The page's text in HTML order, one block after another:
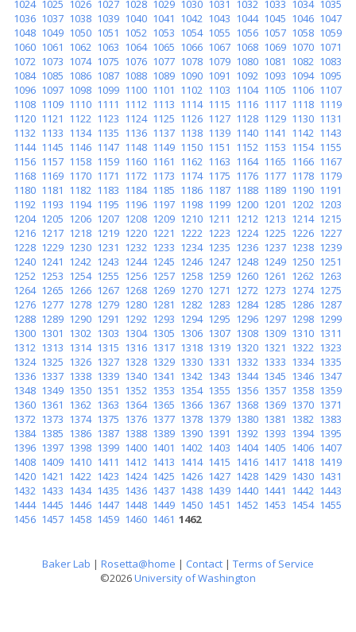
1024 1025 1026 1027 1028 1029 1030 1031 1032 1033 1034 1035
1036 1037 1038 1039 1040 1041 1042 1043 1044 1045 1046 1047
1048 1049 1050 1051 1052 1053 1054 1055 1056 1057 1058 1059
1060 1061 1062 1063 1064 1065 1066 1067 1068 1069 1070 1071
1072 1073 1074 1075 1076 1077 1078 1079 1080 1081 1082 1083
1084 1085 1086 1087 1088 1089 1090 1091 1092 1093 1094 1095
1096 1097 1098 1099 1100 1101 1102 1103 1104 1105 1106 1107
1108 1109 1110 1111 1112 1113 1114 1115 1116 1117 1118 1119
1120 1121 1122 1123 1124 1125 1126 1127 1128 1129 1130 1131
1132 1133 1134 1135 1136 1137 1138 1139 1140 1141 1142 1143
1144 1145 1146 1147 1148 1149 1150 1151 1152 1153 1154 1155
1156 1157 1158 1159 1160 1161 1162 1163 1164 1165 1166 1167
1168 1169 1170 1171 1172 1173 1174 1175 1176 1177 1178 1179
1180 1181 1182 1183 1184 1185 1186 1187 1188 1189 1190 1191
1192 1193 1194 1195 1196 1197 1198 1199 1200 1201 1202 1203
1204 1205 1206 1207 1208 1209 1210 1211 1212 1213 1214 1215
1216 1217 1218 1219 1220 1221 1222 1223 1224 1225 1226 1227
1228 1229 1230 1231 1232 1233 1234 1235 1236 1237 1238 1239
1240 1241 1242 1243 1244 1245 1246 1247 1248 1249 1250 1251
1252 1253 1254 1255 1256 1257 1258 1259 1260 1261 1262 1263
1264 1265 1266 1267 1268 1269 1270 1271 1272 1273 1274 1275
1276 1277 1278 1279 1280 1281 1282 1283 1284 1285 1286 1287
1288 1289 1290 1291 1292 1293 1294 1295 1296 1297 1298 1299
1300 1301 1302 1303 1304 1305 1306 1307 1308 1309 1310 1311
1312 1313 1314 1315 1316 1317 1318 1319 1320 1321 1322 1323
1324 1325 1326 1327 1328 1329 1330 1331 1332 1333 1334 1335
1336 1337 1338 1339 1340 1341 1342 1343 1344 1345 1346 1347
1348 1349 1350 1351 1352 1353 1354 1355 1356 1357 1358 1359
1360 1361 1362 1363 1364 1365 1366 1367 1368 1369 1370 1371
1372 1373 1374 1375 1376 1377 1378 1379 1380 1381 1382 1383
1384 1385 1386 1387 1388 1389 1390 1391 1392 1393 1394 1395
1396 1397 1398 1399 1400 1401 1402 1403 1404 1405 1406 1407
1408 1409 1410 1411 1412 1413 1414 1415 1416 1417 1418 1419
1420 1421 1422 1423 1424 1425 1426 1427 1428 1429 1430 1431
1432 1433 1434 1435 1436 1437 1438 1439 1440 1441 1442 1443
1444 1445 1446 1447 1448 1449 1450 1451 1452 1453 1454 1455
1456 1457 1458 1459 1460 1461 1462
Baker Lab | Rosetta@home | Contact | Terms of Service
©2026University of Washington